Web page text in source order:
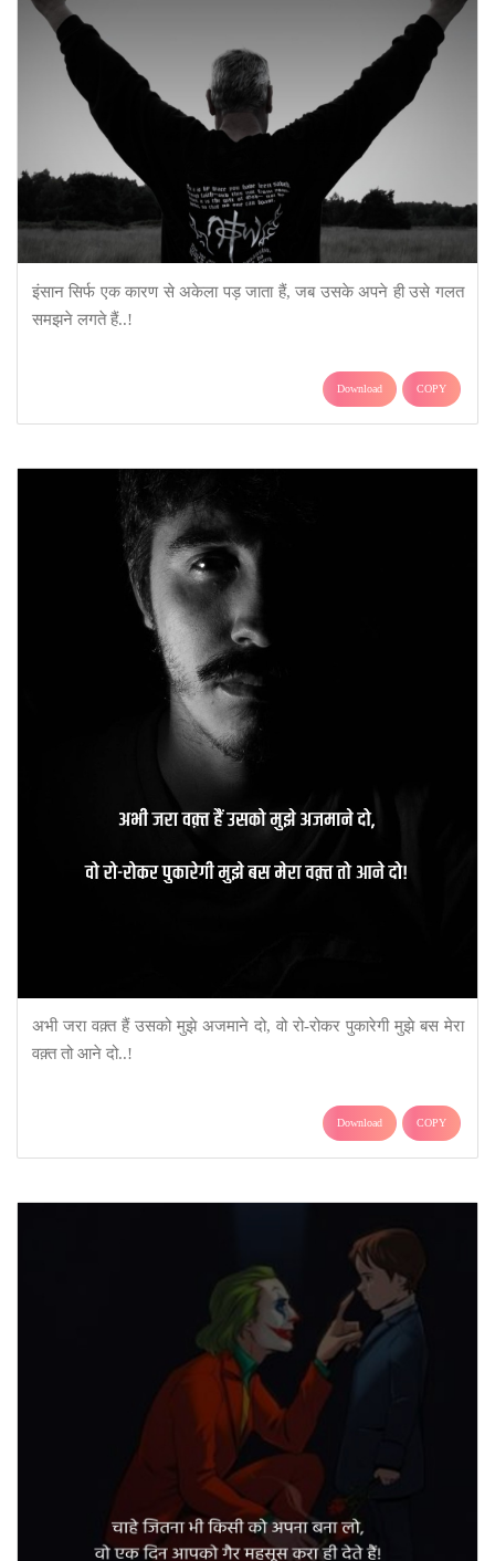
इंसान सिर्फ एक कारण से अकेला पड़ जाता हैं, जब उसके अपने ही उसे गलत
समझने लगते हैं..!
Download COPY
अभी जरा वक़्त हैं उसको मुझे अजमाने दो, वो रो-रोकर पुकारेगी मुझे बस मेरा
वक़्त तो आने दो..!
Download COPY